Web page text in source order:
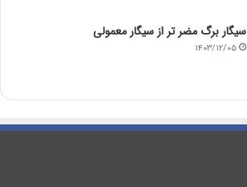
سیگار برگ مضر تر از سیگار معمولی
۱۴۰۳/۱۲/۰۵